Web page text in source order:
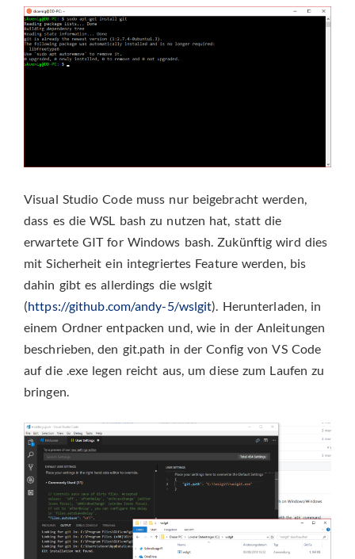
Visual Studio Code muss nur beigebracht werden,
dass es die WSL bash zu nutzen hat, statt die
erwartete GIT for Windows bash. Zukünftig wird dies
mit Sicherheit ein integriertes Feature werden, bis
dahin gibt es allerdings die wslgit
(https://github.com/andy-5/wslgit). Herunterladen, in
einem Ordner entpacken und, wie in der Anleitungen
beschrieben, den git.path in der Config von VS Code
auf die .exe legen reicht aus, um diese zum Laufen zu
bringen.